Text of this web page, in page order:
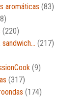
aromáticas (83)
(220)
sandwich… (217)
(9)
(317)
(174)